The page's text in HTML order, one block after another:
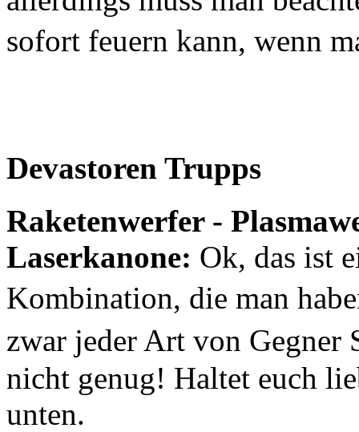
sofort feuern kann, wenn
Devastoren Trupps
Raketenwerfer -
Laserkanone: Ok, das ist
Kombination, die man
zwar jeder Art von Gegner
nicht genug! Haltet euch
unten.